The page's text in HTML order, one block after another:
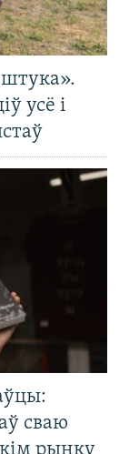
усё і
сваю
рынку